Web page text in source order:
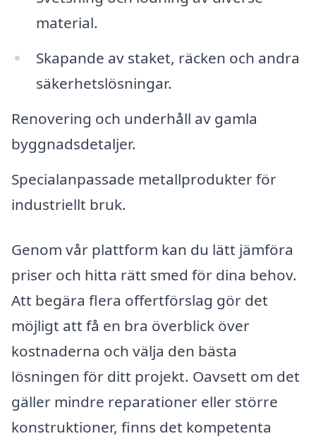
material.
Skapande av staket, räcken och andra
säkerhetslösningar.
Renovering och underhåll av gamla
byggnadsdetaljer.
Specialanpassade metallprodukter för
industriellt bruk.
Genom vår plattform kan du lätt jämföra
priser och hitta rätt smed för dina behov.
Att begära flera offertförslag gör det
möjligt att få en bra överblick över
kostnaderna och välja den bästa
lösningen för ditt projekt. Oavsett om det
gäller mindre reparationer eller större
konstruktioner, finns det kompetenta